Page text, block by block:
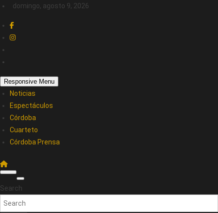
domingo, agosto 9, 2026
Responsive Menu
Noticias
Espectáculos
Córdoba
Cuarteto
Córdoba Prensa
Search